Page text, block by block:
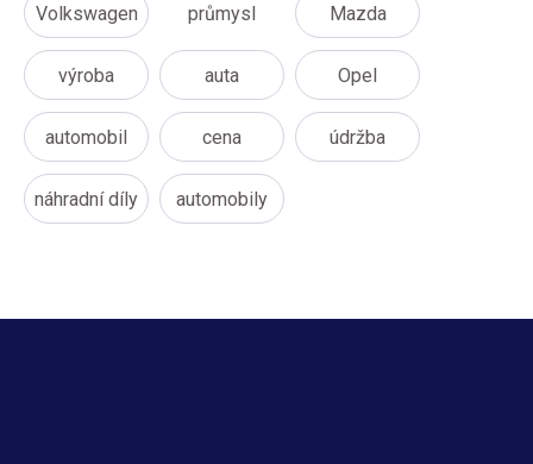
Volkswagen průmysl Mazda
výroba auta Opel
automobil cena údržba
náhradní díly automobily